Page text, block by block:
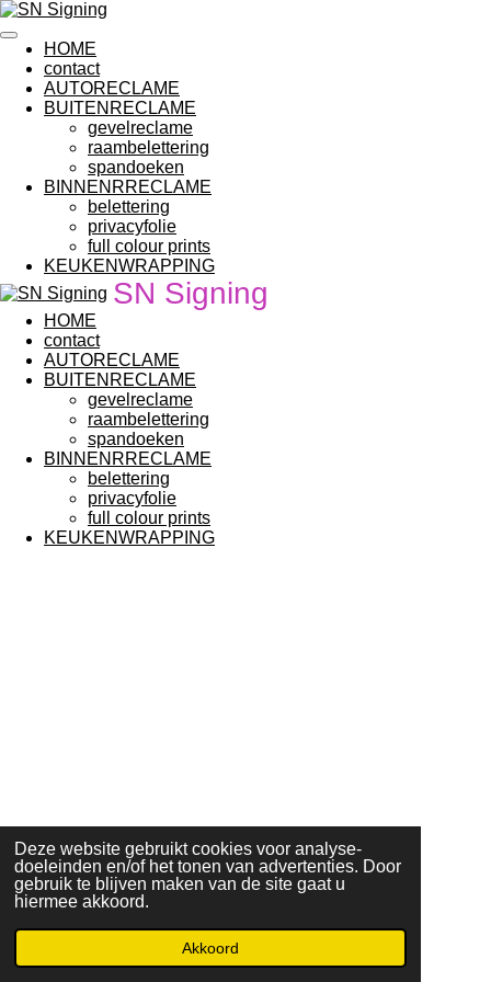
Deze website gebruikt cookies voor analyse-
doeleinden en/of het tonen van advertenties. Door
gebruik te blijven maken van de site gaat u
hiermee akkoord.
Akkoord
Ga
direct
naar
de
hoofdinhoud
HOME
contact
AUTORECLAME
BUITENRECLAME
gevelreclame
raambelettering
spandoeken
BINNENRRECLAME
belettering
privacyfolie
full colour prints
KEUKENWRAPPING
SN Signing
HOME
contact
AUTORECLAME
BUITENRECLAME
gevelreclame
raambelettering
spandoeken
BINNENRRECLAME
belettering
privacyfolie
full colour prints
KEUKENWRAPPING
© 2023 - 2026 SN Signing